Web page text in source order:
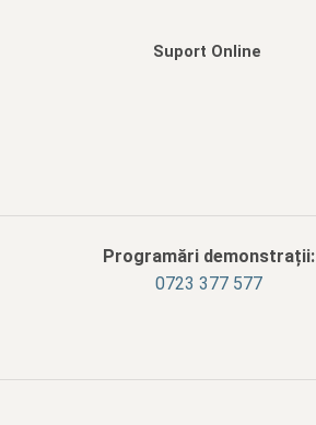
Suport Online
Programări demonstrații:
0723 377 577